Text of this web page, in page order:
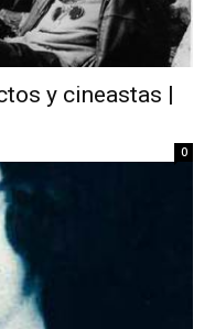
y cineastas |
0